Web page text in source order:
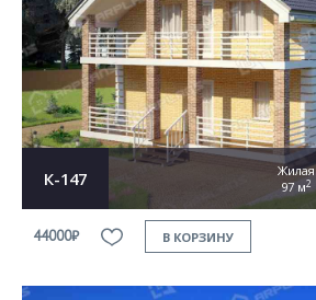
К-147
Жилая
97 м2
44000₽ В КОРЗИНУ